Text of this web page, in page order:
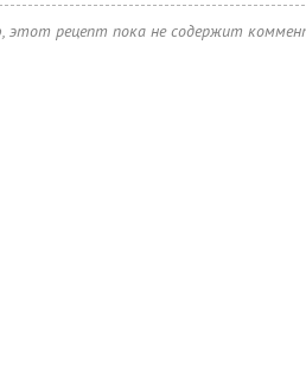
этот рецепт пока не содержит